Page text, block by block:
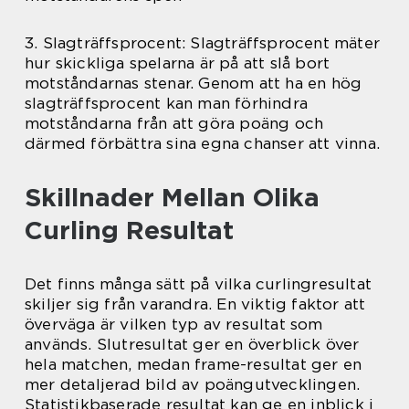
3. Slagträffsprocent: Slagträffsprocent mäter
hur skickliga spelarna är på att slå bort
motståndarnas stenar. Genom att ha en hög
slagträffsprocent kan man förhindra
motståndarna från att göra poäng och
därmed förbättra sina egna chanser att vinna.
Skillnader Mellan Olika
Curling Resultat
Det finns många sätt på vilka curlingresultat
skiljer sig från varandra. En viktig faktor att
överväga är vilken typ av resultat som
används. Slutresultat ger en överblick över
hela matchen, medan frame-resultat ger en
mer detaljerad bild av poängutvecklingen.
Statistikbaserade resultat kan ge en inblick i